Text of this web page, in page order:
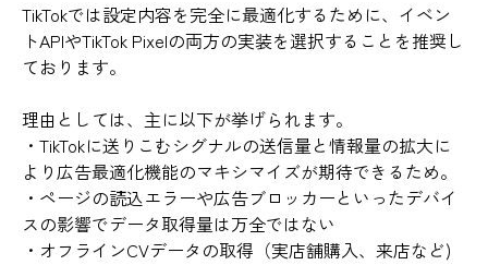
TikTokでは設定内容を完全に最適化するために、イベン
トAPIやTikTok Pixelの両方の実装を選択することを推奨し
ております。
理由としては、主に以下が挙げられます。
・TikTokに送りこむシグナルの送信量と情報量の拡大に
より広告最適化機能のマキシマイズが期待できるため。
・ページの読込エラーや広告ブロッカーといったデバイ
スの影響でデータ取得量は万全ではない
・オフラインCVデータの取得（実店舗購入、来店など)